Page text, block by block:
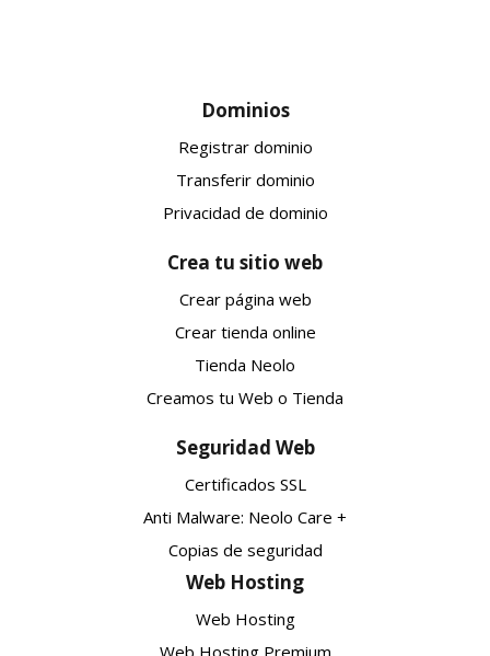
Dominios
Registrar dominio
Transferir dominio
Privacidad de dominio
Crea tu sitio web
Crear página web
Crear tienda online
Tienda Neolo
Creamos tu Web o Tienda
Seguridad Web
Certificados SSL
Anti Malware: Neolo Care +
Copias de seguridad
Web Hosting
Web Hosting